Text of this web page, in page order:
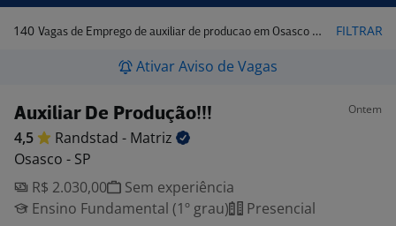
140 Vagas de Emprego de auxiliar de producao em Osasco - SP FILTRAR
Ativar Aviso de Vagas
Auxiliar De Produção!!! Ontem
4,5 Randstad - Matriz
Osasco - SP
R$ 2.030,00
Sem experiência
Ensino Fundamental (1º grau)
Presencial